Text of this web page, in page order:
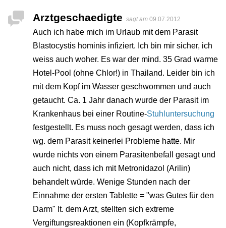
Arztgeschaedigte sagt am 09.07.2012
Auch ich habe mich im Urlaub mit dem Parasit
Blastocystis hominis infiziert. Ich bin mir sicher, ich
weiss auch woher. Es war der mind. 35 Grad warme
Hotel-Pool (ohne Chlor!) in Thailand. Leider bin ich
mit dem Kopf im Wasser geschwommen und auch
getaucht. Ca. 1 Jahr danach wurde der Parasit im
Krankenhaus bei einer Routine-Stuhluntersuchung
festgestellt. Es muss noch gesagt werden, dass ich
wg. dem Parasit keinerlei Probleme hatte. Mir
wurde nichts von einem Parasitenbefall gesagt und
auch nicht, dass ich mit Metronidazol (Arilin)
behandelt würde. Wenige Stunden nach der
Einnahme der ersten Tablette = "was Gutes für den
Darm" lt. dem Arzt, stellten sich extreme
Vergiftungsreaktionen ein (Kopfkrämpfe,